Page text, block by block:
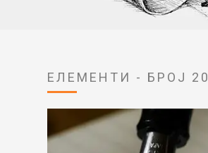
ЕЛЕМЕНТИ - БРОЈ 20